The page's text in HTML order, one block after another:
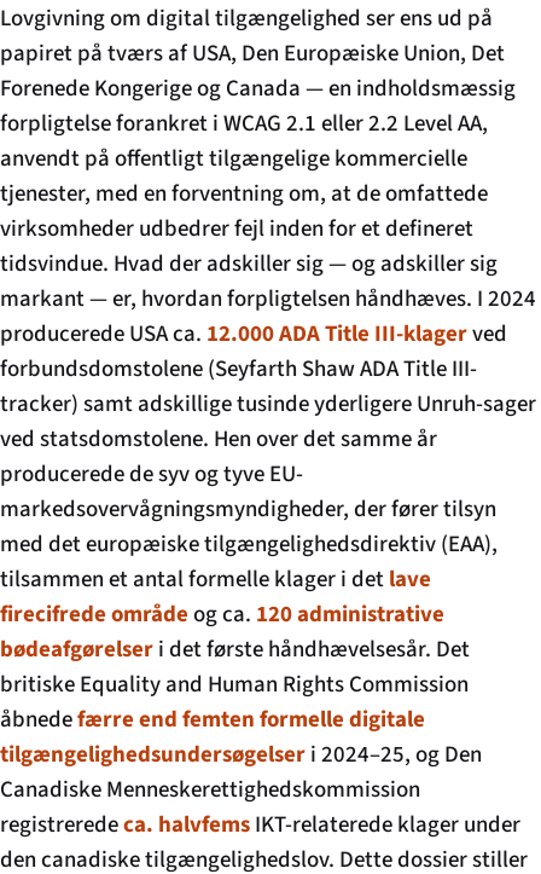
Lovgivning om digital tilgængelighed ser ens ud på
papiret på tværs af USA, Den Europæiske Union, Det
Forenede Kongerige og Canada — en indholdsmæssig
forpligtelse forankret i WCAG 2.1 eller 2.2 Level AA,
anvendt på offentligt tilgængelige kommercielle
tjenester, med en forventning om, at de omfattede
virksomheder udbedrer fejl inden for et defineret
tidsvindue. Hvad der adskiller sig — og adskiller sig
markant — er, hvordan forpligtelsen håndhæves. I 2024
producerede USA ca. 12.000 ADA Title III-klagerved
forbundsdomstolene (Seyfarth Shaw ADA Title III-
tracker) samt adskillige tusinde yderligere Unruh-sager
ved statsdomstolene. Hen over det samme år
producerede de syv og tyve EU-
markedsovervågningsmyndigheder, der fører tilsyn
med det europæiske tilgængelighedsdirektiv (EAA),
tilsammen et antal formelle klager i detlave
firecifrede områdeog ca. 120 administrative
bødeafgørelseri det første håndhævelsesår. Det
britiske Equality and Human Rights Commission
åbnedefærre end femten formelle digitale
tilgængelighedsundersøgelseri 2024–25, og Den
Canadiske Menneskerettighedskommission
registreredeca. halvfemsIKT-relaterede klager under
den canadiske tilgængelighedslov. Dette dossier stiller